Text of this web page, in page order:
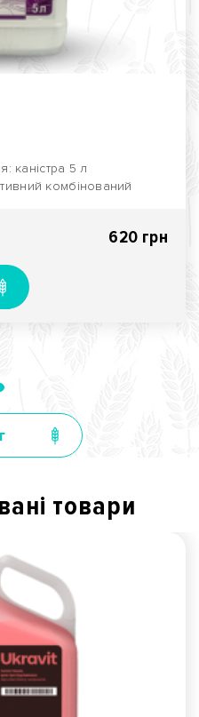
каністра 5 л
комбінований
620 грн
товари